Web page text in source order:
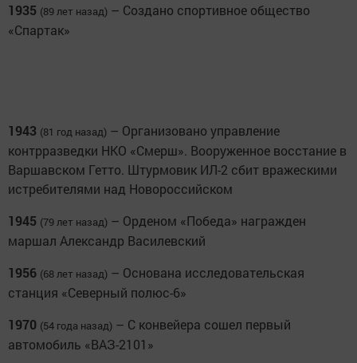
1935 (89 лет назад) – Создано спортивное общество
«Спартак»
1943 (81 год назад) – Организовано управление
контрразведки НКО «Смерш». Вооруженное восстание в
Варшавском Гетто. Штурмовик ИЛ-2 сбит вражескими
истребителями над Новороссийском
1945 (79 лет назад) – Орденом «Победа» награжден
маршал Александр Василевский
1956 (68 лет назад) – Основана исследовательская
станция «Северный полюс-6»
1970 (54 года назад) – С конвейера сошел первый
автомобиль «ВАЗ-2101»